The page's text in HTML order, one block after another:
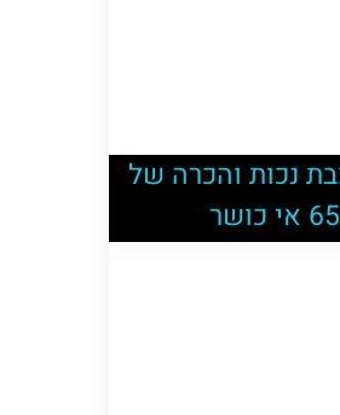
נכות והכרה של